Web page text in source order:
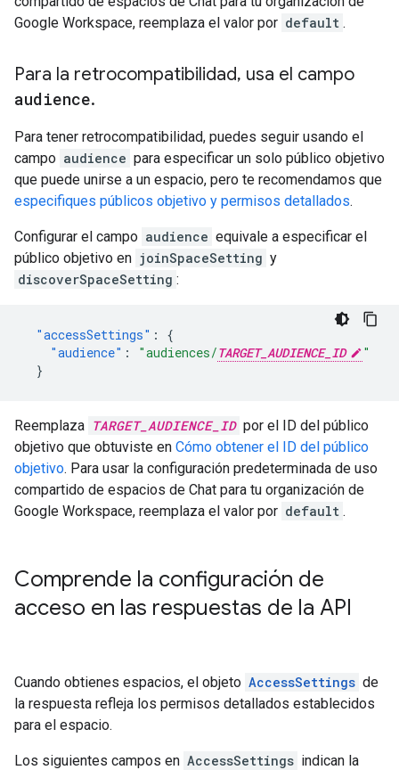
Google Workspace, reemplaza el valor por default .
Para la retrocompatibilidad, usa el campo
audience.
Para tener retrocompatibilidad, puedes seguir usando el
campo audience para especificar un solo público objetivo
que puede unirse a un espacio, pero te recomendamos que
especifiques públicos objetivo y permisos detallados.
Configurar el campo audience equivale a especificar el
público objetivo en joinSpaceSetting y
discoverSpaceSetting :
"accessSettings" :
{
"audience" : "audiences/TARGET_AUDIENCE_ID
"
}
Reemplaza TARGET_AUDIENCE_ID por el ID del público
objetivo que obtuviste en Cómo obtener el ID del público
objetivo. Para usar la configuración predeterminada de uso
compartido de espacios de Chat para tu organización de
Google Workspace, reemplaza el valor por default .
Comprende la configuración de
acceso en las respuestas de la API
Cuando obtienes espacios, el objeto AccessSettings de
la respuesta refleja los permisos detallados establecidos
para el espacio.
Los siguientes campos en AccessSettings indican la